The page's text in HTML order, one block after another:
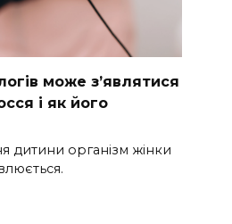
може з’являтися
і як його
дитини організм жінки